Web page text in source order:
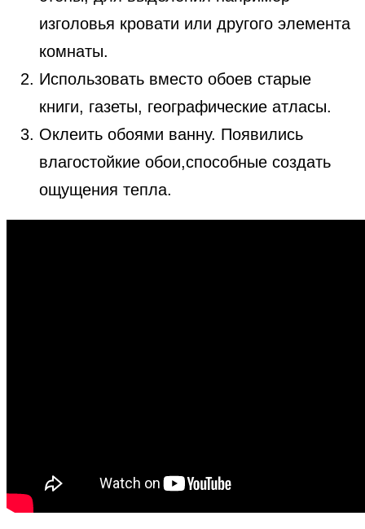
изголовья кровати или другого элемента
комнаты.
Использовать вместо обоев старые
книги, газеты, географические атласы.
Оклеить обоями ванну. Появились
влагостойкие обои,способные создать
ощущения тепла.